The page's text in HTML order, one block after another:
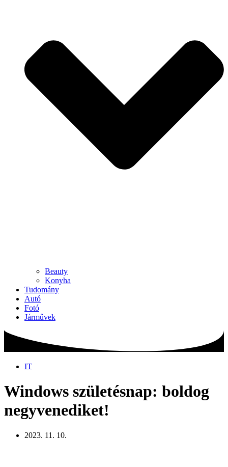
Beauty
Konyha
Tudomány
Autó
Fotó
Járművek
IT
Windows születésnap: boldog
negyvenediket!
2023. 11. 10.